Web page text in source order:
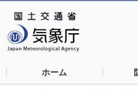
ホーム